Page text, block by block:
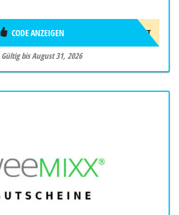
75€RABATT
CODE ANZEIGEN
Gültig bis August 31, 2026